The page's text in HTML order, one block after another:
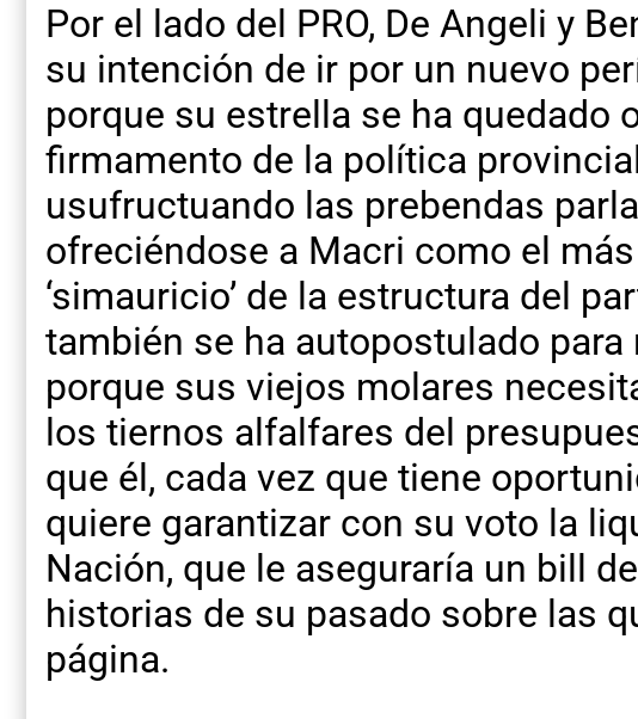
Por el lado del PRO, De Angeli y
su intención de ir por un nuevo
porque su estrella se ha quedado
firmamento de la política
usufructuando las prebendas
ofreciéndose a Macri como el
‘simauricio’ de la estructura del
también se ha autopostulado para
porque sus viejos molares
los tiernos alfalfares del
que él, cada vez que tiene
quiere garantizar con su voto la
Nación, que le aseguraría un bill
historias de su pasado sobre las
página.